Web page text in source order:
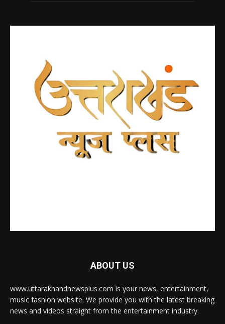
ABOUT US
www.uttarakhandnewsplus.com is your news, entertainment,
music fashion website. We provide you with the latest breaking
news and videos straight from the entertainment industry.